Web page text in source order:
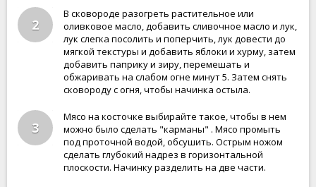
2
В сковороде разогреть растительное или
оливковое масло, добавить сливочное масло и лук,
лук слегка посолить и поперчить, лук довести до
мягкой текстуры и добавить яблоки и хурму, затем
добавить паприку и зиру, перемешать и
обжаривать на слабом огне минут 5. Затем снять
сковороду с огня, чтобы начинка остыла.
3
Мясо на косточке выбирайте такое, чтобы в нем
можно было сделать "карманы" . Мясо промыть
под проточной водой, обсушить. Острым ножом
сделать глубокий надрез в горизонтальной
плоскости. Начинку разделить на две части.